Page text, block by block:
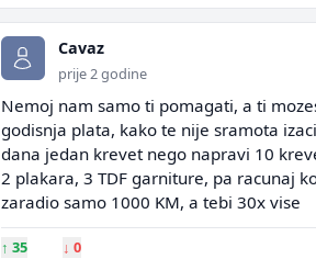
Cavaz
prije 2 godine
Nemoj nam samo ti pomagati, a ti
godisnja plata, kako te nije sramota
dana jedan krevet nego napravi 10
2 plakara, 3 TDF garniture, pa racunaj
zaradio samo 1000 KM, a tebi 30x vise
↑ 35 ↓ 0